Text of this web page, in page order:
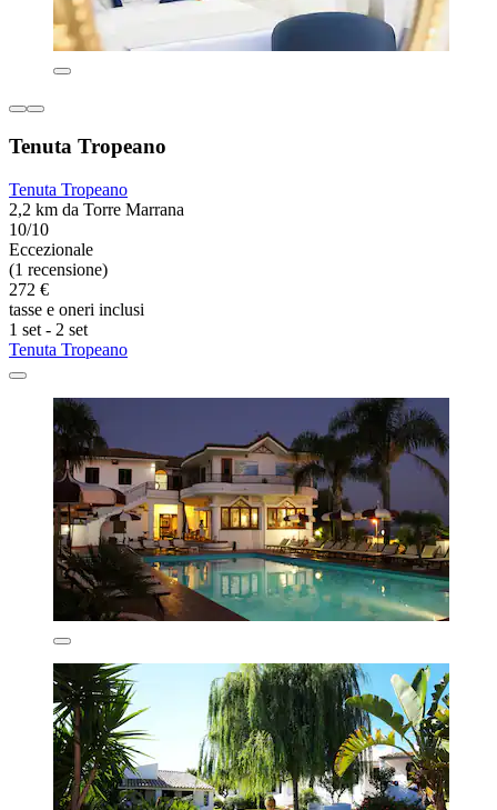
Tenuta Tropeano
Tenuta Tropeano
2,2 km da Torre Marrana
10/10
Eccezionale
(1 recensione)
272 €
tasse e oneri inclusi
1 set - 2 set
Tenuta Tropeano